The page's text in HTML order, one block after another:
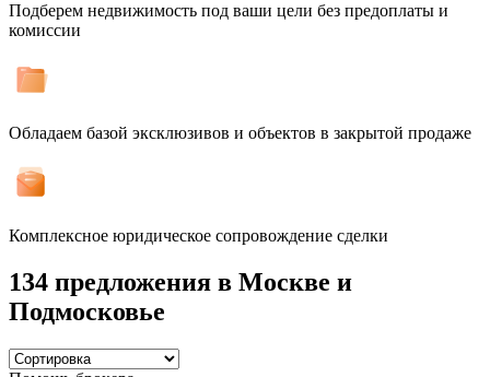
Подберем недвижимость под ваши цели без предоплаты и
комиссии
Обладаем базой эксклюзивов и объектов в закрытой продаже
Комплексное юридическое сопровождение сделки
134 предложения в Москве и
Подмосковье